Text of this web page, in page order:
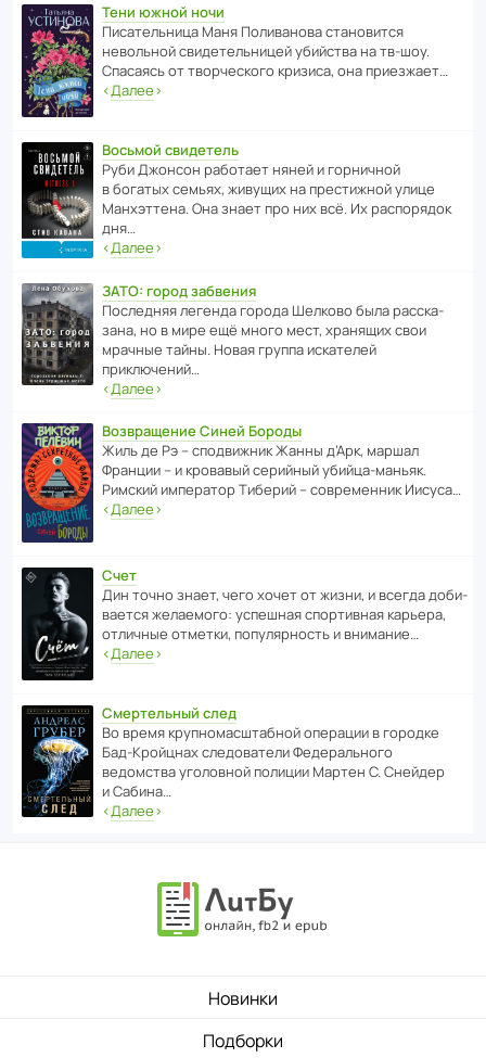
Тени южной ночи
Писа­тель­ница Маня Поли­ва­нова стано­вится
невольной свиде­тель­ницей убийства на тв-шоу.
Спасаясь от твор­че­с­кого кризиса, она приезжает…
‹Далее›
Восьмой свидетель
Руби Джонсон рабо­тает няней и горни­чной
в богатых семьях, живущих на прес­ти­жной улице
Манх­эт­тена. Она знает про них всё. Их распо­рядок
дня…
‹Далее›
ЗАТО: город забвения
После­дняя легенда города Шелково была расска­
зана, но в мире ещё много мест, хранящих свои
мрачные тайны. Новая группа иска­телей
приключений…
‹Далее›
Возвращение Синей Бороды
Жиль де Рэ – спод­ви­жник Жанны д’Арк, маршал
Франции – и кровавый серийный убийца-маньяк.
Римский импе­ратор Тиберий – совре­менник Иисуса…
‹Далее›
Счет
Дин точно знает, чего хочет от жизни, и всегда доби­
ва­ется жела­е­мого: успе­шная спор­ти­вная карьера,
отли­чные отметки, попу­ля­р­ность и внимание…
‹Далее›
Смертельный след
Во время круп­но­мас­ш­та­бной операции в городке
Бад‑Крой­цнах следо­ва­тели Феде­раль­ного
ведомства уголо­вной полиции Мартен С. Снейдер
и Сабина…
‹Далее›
Новинки
Подборки